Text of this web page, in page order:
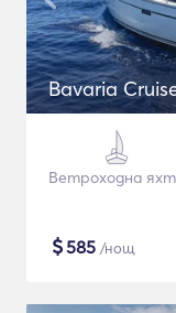
Bavaria
Ветроходна
$585 /нощ